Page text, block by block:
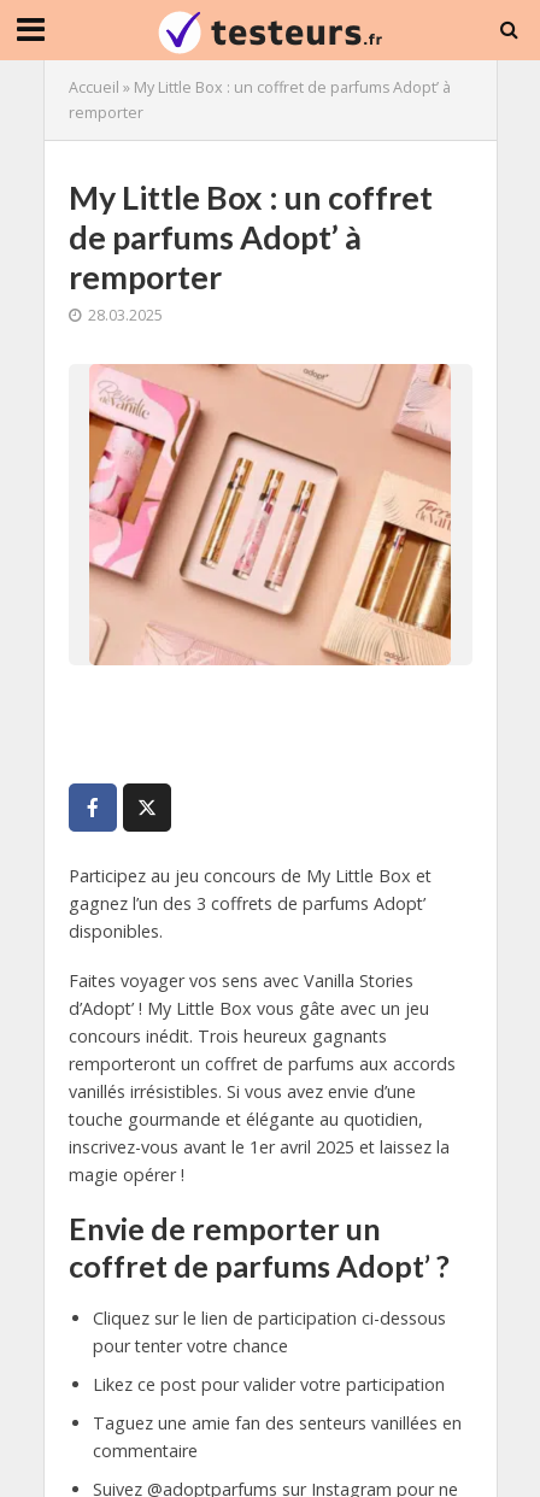
Accueil » My Little Box : un coffret de parfums Adopt’ à
remporter
My Little Box : un coffret
de parfums Adopt’ à
remporter
28.03.2025
Participez au jeu concours de My Little Box et
gagnez l’un des 3 coffrets de parfums Adopt’
disponibles.
Faites voyager vos sens avec Vanilla Stories
d’Adopt’ ! My Little Box vous gâte avec un jeu
concours inédit. Trois heureux gagnants
remporteront un coffret de parfums aux accords
vanillés irrésistibles. Si vous avez envie d’une
touche gourmande et élégante au quotidien,
inscrivez-vous avant le 1er avril 2025 et laissez la
magie opérer !
Envie de remporter un
coffret de parfums Adopt’ ?
Cliquez sur le lien de participation ci-dessous
pour tenter votre chance
Likez ce post pour valider votre participation
Taguez une amie fan des senteurs vanillées en
commentaire
Suivez @adoptparfums sur Instagram pour ne